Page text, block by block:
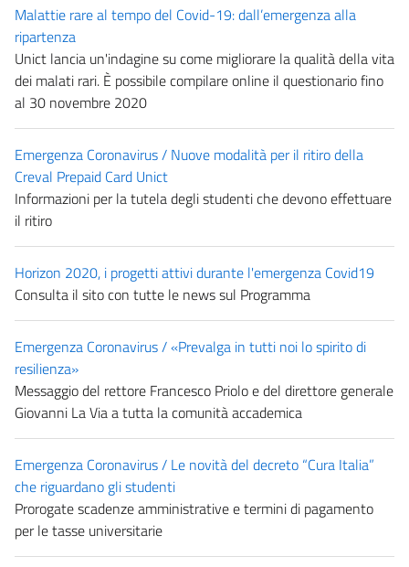
Malattie rare al tempo del Covid-19: dall’emergenza alla
ripartenza
Unict lancia un'indagine su come migliorare la qualità della vita
dei malati rari. È possibile compilare online il questionario fino
al 30 novembre 2020
Emergenza Coronavirus / Nuove modalità per il ritiro della
Creval Prepaid Card Unict
Informazioni per la tutela degli studenti che devono effettuare
il ritiro
Horizon 2020, i progetti attivi durante l'emergenza Covid19
Consulta il sito con tutte le news sul Programma
Emergenza Coronavirus / «Prevalga in tutti noi lo spirito di
resilienza»
Messaggio del rettore Francesco Priolo e del direttore generale
Giovanni La Via a tutta la comunità accademica
Emergenza Coronavirus / Le novità del decreto “Cura Italia”
che riguardano gli studenti
Prorogate scadenze amministrative e termini di pagamento
per le tasse universitarie